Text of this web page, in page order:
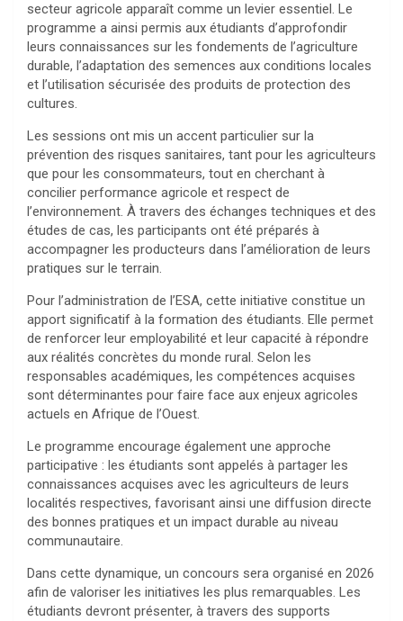
secteur agricole apparaît comme un levier essentiel. Le
programme a ainsi permis aux étudiants d’approfondir
leurs connaissances sur les fondements de l’agriculture
durable, l’adaptation des semences aux conditions locales
et l’utilisation sécurisée des produits de protection des
cultures.
Les sessions ont mis un accent particulier sur la
prévention des risques sanitaires, tant pour les agriculteurs
que pour les consommateurs, tout en cherchant à
concilier performance agricole et respect de
l’environnement. À travers des échanges techniques et des
études de cas, les participants ont été préparés à
accompagner les producteurs dans l’amélioration de leurs
pratiques sur le terrain.
Pour l’administration de l’ESA, cette initiative constitue un
apport significatif à la formation des étudiants. Elle permet
de renforcer leur employabilité et leur capacité à répondre
aux réalités concrètes du monde rural. Selon les
responsables académiques, les compétences acquises
sont déterminantes pour faire face aux enjeux agricoles
actuels en Afrique de l’Ouest.
Le programme encourage également une approche
participative : les étudiants sont appelés à partager les
connaissances acquises avec les agriculteurs de leurs
localités respectives, favorisant ainsi une diffusion directe
des bonnes pratiques et un impact durable au niveau
communautaire.
Dans cette dynamique, un concours sera organisé en 2026
afin de valoriser les initiatives les plus remarquables. Les
étudiants devront présenter, à travers des supports